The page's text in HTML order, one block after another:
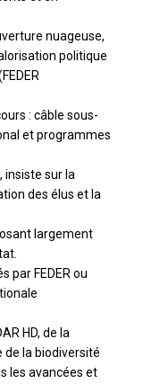
nuageuse,
politique
: câble sous-
et programmes
, insiste sur la
des élus et la
largement
par FEDER ou
HD, de la
de la biodiversité
les avancées et